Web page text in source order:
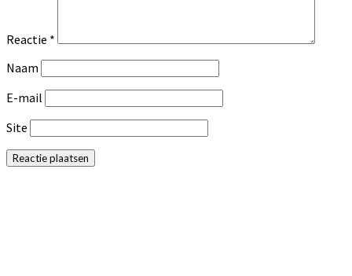
Reactie *
Naam
E-mail
Site